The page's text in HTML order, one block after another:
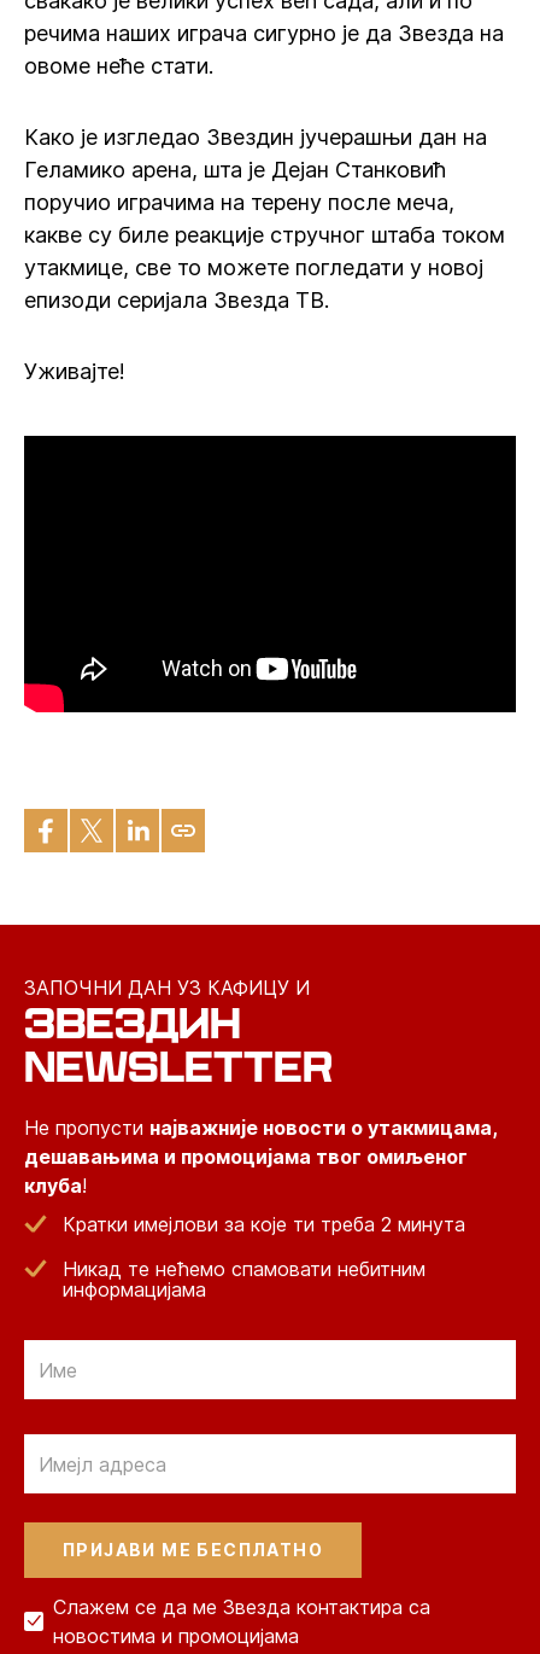
речима наших играча сигурно је да Звезда на
овоме неће стати.
Како је изгледао Звездин јучерашњи дан на
Геламико арена, шта је Дејан Станковић
поручио играчима на терену после меча,
какве су биле реакције стручног штаба током
утакмице, све то можете погледати у новој
епизоди серијала Звезда ТВ.
Уживајте!
ЗАПОЧНИ ДАН УЗ КАФИЦУ И
ЗВЕЗДИН
NEWSLETTER
Не пропусти најважније новости о утакмицама,
дешавањима и промоцијама твог омиљеног
клуба!
Кратки имејлови за које ти треба 2 минута
Никад те нећемо спамовати небитним
информацијама
Слажем се да ме Звезда контактира са
новостима и промоцијама